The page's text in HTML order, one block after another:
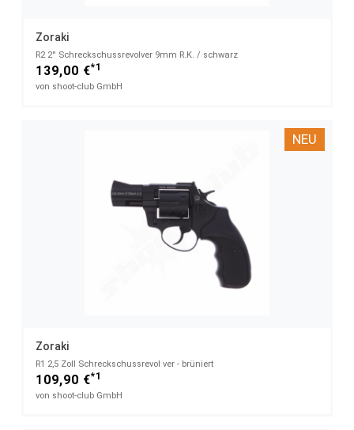
Zoraki
R2 2'' Schreckschussrevolver 9mm R.K. / schwarz
139,00 €*1
von shoot-club GmbH
NEU
Zoraki
R1 2,5 Zoll Schreckschussrevol ver - brüniert
109,90 €*1
von shoot-club GmbH